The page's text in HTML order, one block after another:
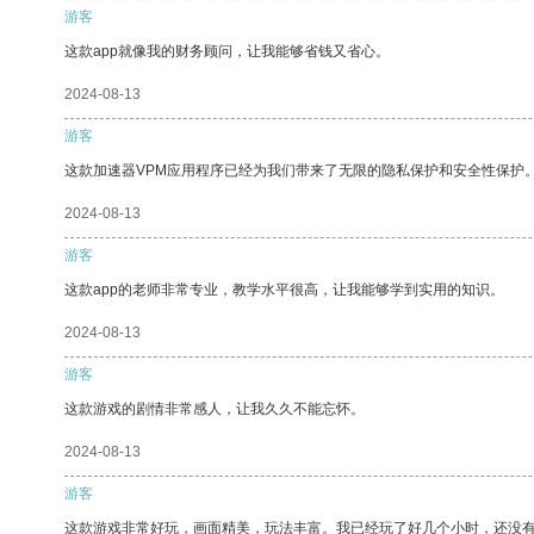
游客
这款app就像我的财务顾问，让我能够省钱又省心。
2024-08-13
游客
这款加速器VPM应用程序已经为我们带来了无限的隐私保护和安全性保护。
2024-08-13
游客
这款app的老师非常专业，教学水平很高，让我能够学到实用的知识。
2024-08-13
游客
这款游戏的剧情非常感人，让我久久不能忘怀。
2024-08-13
游客
这款游戏非常好玩，画面精美，玩法丰富。我已经玩了好几个小时，还没有